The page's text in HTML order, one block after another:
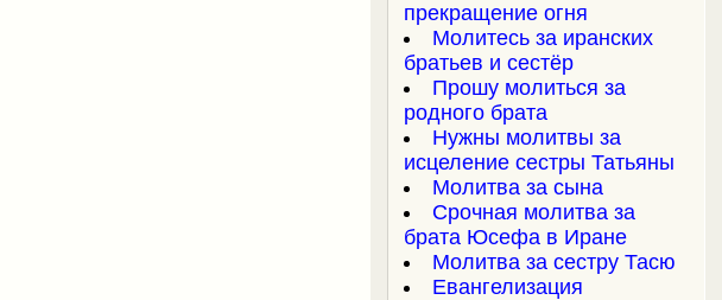
прекращение огня
Молитесь за иранских
братьев и сестёр
Прошу молиться за
родного брата
Нужны молитвы за
исцеление сестры Татьяны
Молитва за сына
Срочная молитва за
брата Юсефа в Иране
Молитва за сестру Тасю
Евангелизация